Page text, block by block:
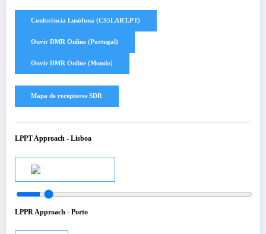
LPPT Approach - Lisboa
LPPR Approach - Porto